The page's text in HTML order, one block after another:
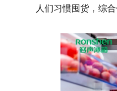
人们习惯囤货，综